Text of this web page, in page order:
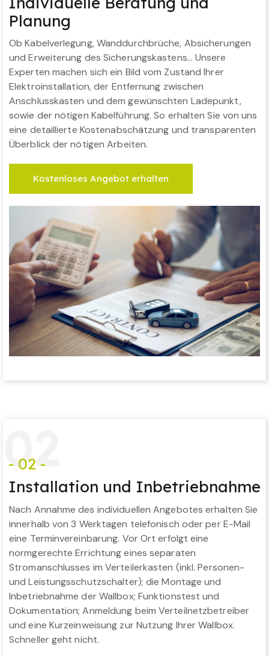
Planung
Ob Kabelverlegung, Wanddurchbrüche, Absicherungen
und Erweiterung des Sicherungskastens… Unsere
Experten machen sich ein Bild vom Zustand Ihrer
Elektroinstallation, der Entfernung zwischen
Anschlusskasten und dem gewünschten Ladepunkt,
sowie der nötigen Kabelführung. So erhalten Sie von uns
eine detaillierte Kostenabschätzung und transparenten
Überblick der nötigen Arbeiten.
Kostenloses Angebot erhalten
02
- 02 -
Installation und Inbetriebnahme
Nach Annahme des individuellen Angebotes erhalten Sie
innerhalb von 3 Werktagen telefonisch oder per E-Mail
eine Terminvereinbarung. Vor Ort erfolgt eine
normgerechte Errichtung eines separaten
Stromanschlusses im Verteilerkasten (inkl. Personen-
und Leistungsschutzschalter); die Montage und
Inbetriebnahme der Wallbox; Funktionstest und
Dokumentation; Anmeldung beim Verteilnetzbetreiber
und eine Kurzeinweisung zur Nutzung Ihrer Wallbox.
Schneller geht nicht.